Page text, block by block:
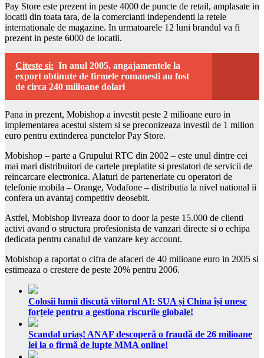
Pay Store este prezent in peste 4000 de puncte de retail, amplasate in
locatii din toata tara, de la comercianti independenti la retele
internationale de magazine. In urmatoarele 12 luni brandul va fi
prezent in peste 6000 de locatii.
Citeste si: In anul 2005, angajamentele la
export obtinute de firmele romanesti au fost
de circa 240 milioane dolari
Pana in prezent, Mobishop a investit peste 2 milioane euro in
implementarea acestui sistem si se preconizeaza investii de 1 milion
euro pentru extinderea punctelor Pay Store.
Mobishop – parte a Grupului RTC din 2002 – este unul dintre cei
mai mari distribuitori de cartele preplatite si prestatori de servicii de
reincarcare electronica. Alaturi de parteneriate cu operatori de
telefonie mobila – Orange, Vodafone – distributia la nivel national ii
confera un avantaj competitiv deosebit.
Astfel, Mobishop livreaza door to door la peste 15.000 de clienti
activi avand o structura profesionista de vanzari directe si o echipa
dedicata pentru canalul de vanzare key account.
Mobishop a raportat o cifra de afaceri de 40 milioane euro in 2005 si
estimeaza o crestere de peste 20% pentru 2006.
Colosii lumii discută viitorul AI: SUA și China își unesc
forțele pentru a gestiona riscurile globale!
Scandal uriaș! ANAF descoperă o fraudă de 26 milioane
lei la o firmă de lupte MMA online!